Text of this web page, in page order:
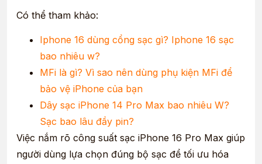
Có thể tham khảo:
Iphone 16 dùng cổng sạc gì? Iphone 16 sạc
bao nhiêu w?
MFi là gì? Vì sao nên dùng phụ kiện MFi để
bảo vệ iPhone của bạn
Dây sạc iPhone 14 Pro Max bao nhiêu W?
Sạc bao lâu đầy pin?
Việc nắm rõ công suất sạc iPhone 16 Pro Max giúp
người dùng lựa chọn đúng bộ sạc để tối ưu hóa